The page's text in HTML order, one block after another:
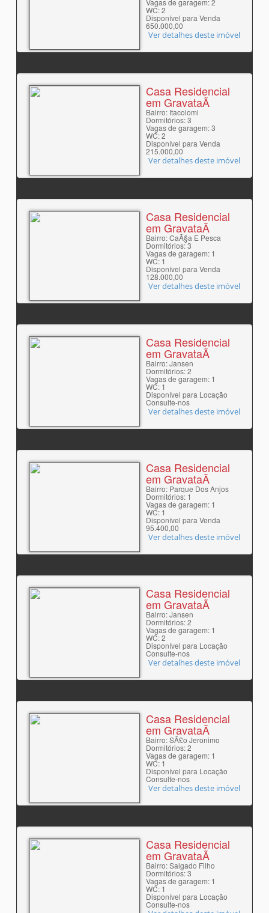
Vagas de garagem: 2
WC: 2
Disponível para Venda
650.000,00
Ver detalhes deste imóvel
Casa Residencial
em GravataÃ­
Bairro: Itacolomi
Dormitórios: 3
Vagas de garagem: 3
WC: 2
Disponível para Venda
215.000,00
Ver detalhes deste imóvel
Casa Residencial
em GravataÃ­
Bairro: CaÃ§a E Pesca
Dormitórios: 3
Vagas de garagem: 1
WC: 1
Disponível para Venda
128.000,00
Ver detalhes deste imóvel
Casa Residencial
em GravataÃ­
Bairro: Jansen
Dormitórios: 2
Vagas de garagem: 1
WC: 1
Disponível para Locação
Consulte-nos
Ver detalhes deste imóvel
Casa Residencial
em GravataÃ­
Bairro: Parque Dos Anjos
Dormitórios: 1
Vagas de garagem: 1
WC: 1
Disponível para Venda
95.400,00
Ver detalhes deste imóvel
Casa Residencial
em GravataÃ­
Bairro: Jansen
Dormitórios: 2
Vagas de garagem: 1
WC: 2
Disponível para Locação
Consulte-nos
Ver detalhes deste imóvel
Casa Residencial
em GravataÃ­
Bairro: SÃ£o Jeronimo
Dormitórios: 2
Vagas de garagem: 1
WC: 1
Disponível para Locação
Consulte-nos
Ver detalhes deste imóvel
Casa Residencial
em GravataÃ­
Bairro: Salgado Filho
Dormitórios: 3
Vagas de garagem: 1
WC: 1
Disponível para Locação
Consulte-nos